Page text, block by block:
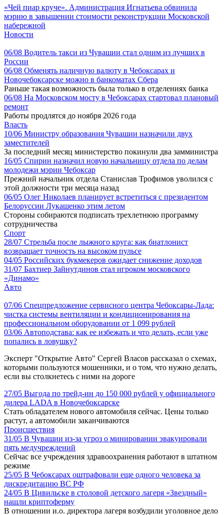
«Чей пиар круче». Администрация Игнатьева обвинила
мэрию в завышении стоимости реконструкции Московской
набережной
Новости
06/08 Водитель такси из Чувашии стал одним из лучших в
России
06/08 Обменять наличную валюту в Чебоксарах и
Новочебоксарске можно в банкоматах Сбера
Раньше такая возможность была только в отделениях банка
06/08 На Московском мосту в Чебоксарах стартовал плановый
ремонт
Работы продлятся до ноября 2026 года
Власть
10/06 Министру образования Чувашии назначили двух
заместителей
За последний месяц министерство покинули два замминистра
16/05 Спирин назначил новую начальницу отдела по делам
молодежи мэрии Чебоксар
Прежний начальник отдела Станислав Трофимов уволился с
этой должности три месяца назад
06/05 Олег Николаев планирует встретиться с президентом
Белоруссии Лукашенко этим летом
Стороны собираются подписать трехлетнюю программу
сотрудничества
Спорт
28/07 Стрельба после лыжного круга: как биатлонист
возвращает точность на высоком пульсе
04/05 Российских букмекеров ожидает снижение доходов
31/07 Бахтиер Зайнутдинов стал игроком московского
«Динамо»
Авто
07/06 Спецпредложение сервисного центра Чебоксары-Лада:
чистка системы вентиляции и кондиционирования на
профессиональном оборудовании от 1 099 рублей
03/06 Автоподстава: как ее избежать и что делать, если уже
попались в ловушку?
Эксперт "Открытие Авто" Сергей Власов рассказал о схемах,
которыми пользуются мошенники, и о том, что нужно делать,
если вы столкнетесь с ними на дороге
27/05 Выгода по трейд-ин до 150 000 рублей у официального
дилера LADA в Новочебоксарске
Стать обладателем нового автомобиля сейчас. Цены только
растут, а автомобили заканчиваются
Происшествия
31/05 В Чувашии из-за угроз о минировании эвакуировали
пять медучреждений
Сейчас все учреждения здравоохранения работают в штатном
режиме
25/05 В Чебоксарах оштрафовали еще одного человека за
дискредитацию ВС РФ
24/05 В Цивильске в столовой детского лагеря «Звездный»
нашли криптоферму
В отношении и.о. директора лагеря возбудили уголовное дело